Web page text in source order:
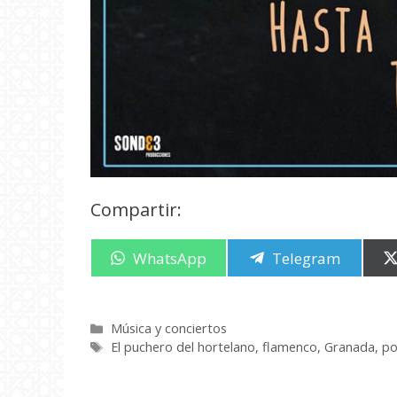
Compartir:
Compartir
en
WhatsApp Compartir
en
Telegram
Categorías
Música y conciertos
Etiquetas
El puchero del hortelano,flamenco,Granada,